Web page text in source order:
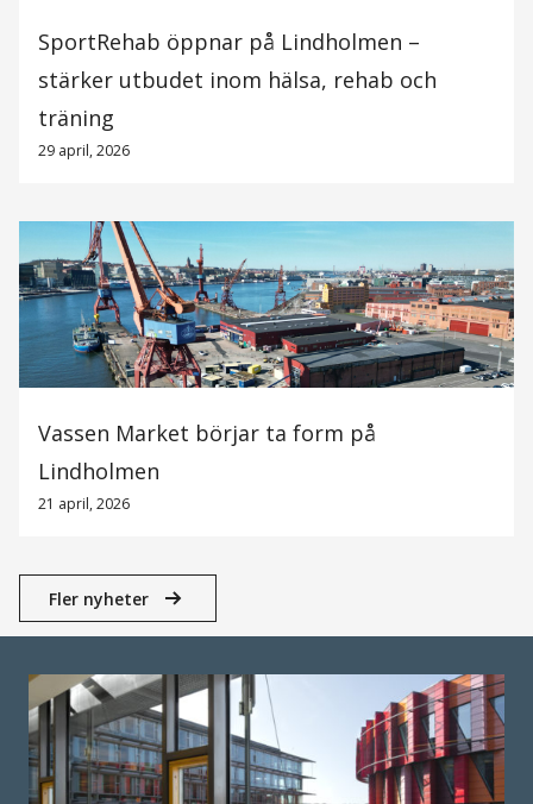
SportRehab öppnar på Lindholmen –
stärker utbudet inom hälsa, rehab och
träning
29 april, 2026
Vassen Market börjar ta form på
Lindholmen
21 april, 2026
Fler nyheter